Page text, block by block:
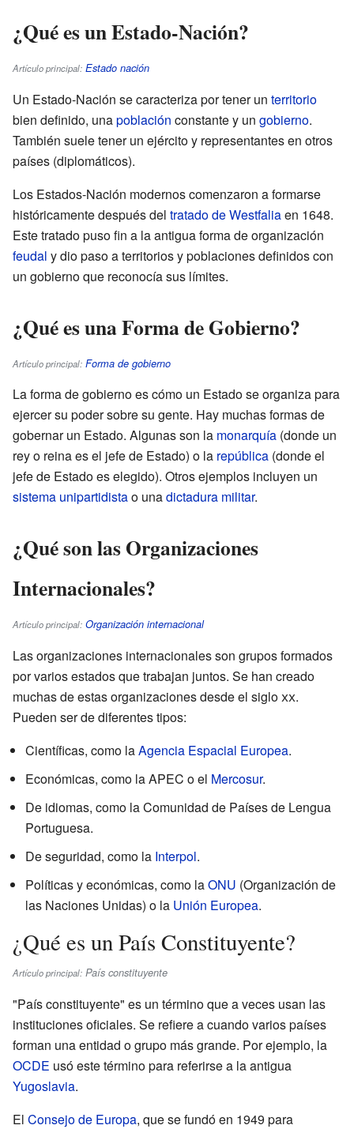
¿Qué es un Estado-Nación?
Artículo principal: Estado nación
Un Estado-Nación se caracteriza por tener un territorio
bien definido, unapoblación constante y un gobierno.
También suele tener un ejército y representantes en otros
países (diplomáticos).
Los Estados-Nación modernos comenzaron a formarse
históricamente después del tratado de Westfaliaen 1648.
Este tratado puso fin a la antigua forma de organización
feudal y dio paso a territorios y poblaciones definidos con
un gobierno que reconocía sus límites.
¿Qué es una Forma de Gobierno?
Artículo principal: Forma de gobierno
La forma de gobierno es cómo un Estado se organiza para
ejercer su poder sobre su gente. Hay muchas formas de
gobernar un Estado. Algunas son la monarquía (donde un
rey o reina es el jefe de Estado) o la república (donde el
jefe de Estado es elegido). Otros ejemplos incluyen un
sistema unipartidistao unadictadura militar.
¿Qué son las Organizaciones
Internacionales?
Artículo principal: Organización internacional
Las organizaciones internacionales son grupos formados
por varios estados que trabajan juntos. Se han creado
muchas de estas organizaciones desde el sigloxx.
Pueden ser de diferentes tipos:
Científicas, como laAgencia Espacial Europea.
Económicas, como la APEC o el Mercosur.
De idiomas, como la Comunidad de Países de Lengua
Portuguesa.
De seguridad, como la Interpol.
Políticas y económicas, como laONU (Organización de
las Naciones Unidas) o la Unión Europea.
¿Qué es un País Constituyente?
Artículo principal: País constituyente
"País constituyente" es un término que a veces usan las
instituciones oficiales. Se refiere a cuando varios países
forman una entidad o grupo más grande. Por ejemplo, la
OCDE usó este término para referirse a la antigua
Yugoslavia.
El Consejo de Europa, que se fundó en 1949 para